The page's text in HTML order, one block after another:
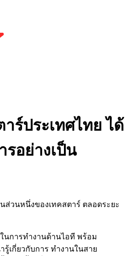
ร์ประเทศไทย ได้
รอย่างเป็น
วนหนึ่งของเทคสตาร์ ตลอดระยะ
การทำงานด้านไอที พร้อม
เกี่ยวกับการ ทำงานในสาย